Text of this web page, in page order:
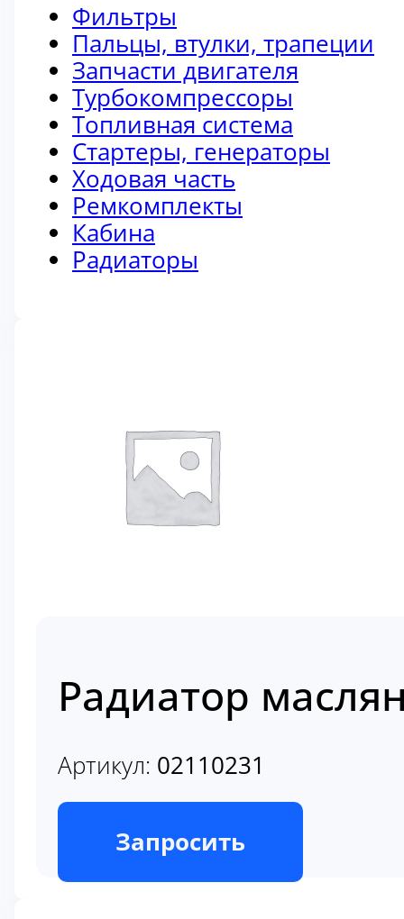
Фильтры
Пальцы, втулки, трапеции
Запчасти двигателя
Турбокомпрессоры
Топливная система
Стартеры, генераторы
Ходовая часть
Ремкомплекты
Кабина
Радиаторы
Радиатор
Артикул: 02110231
В наличии
Запросить